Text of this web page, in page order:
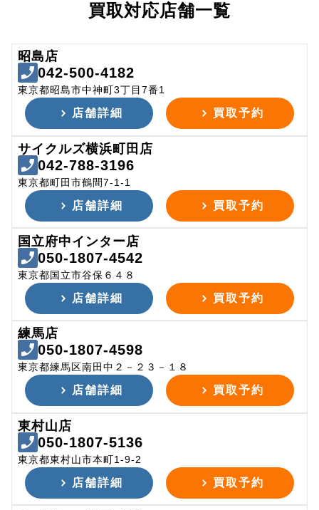
買取対応店舗一覧
昭島店
042-500-4182
東京都昭島市中神町3丁目7番1
店舗詳細 買取予約
サイクルズ横浜町田店
042-788-3196
東京都町田市鶴間7-1-1
店舗詳細 買取予約
国立府中インター店
050-1807-4542
東京都国立市谷保６４８
店舗詳細 買取予約
練馬店
050-1807-4598
東京都練馬区南田中２－２３－１８
店舗詳細 買取予約
東村山店
050-1807-5136
東京都東村山市本町1-9-2
店舗詳細 買取予約